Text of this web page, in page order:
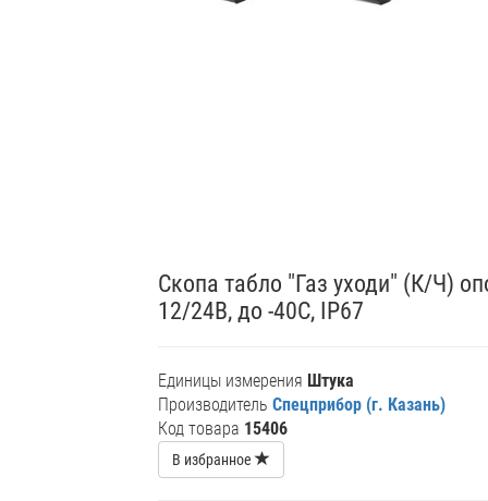
Скопа табло "Газ уходи" (К/Ч)
12/24В, до -40С, IP67
Единицы измерения Штука
Производитель Спецприбор (г. Казань)
Код товара 15406
В избранное